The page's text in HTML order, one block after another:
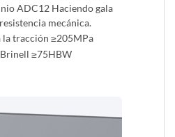
ADC12 Haciendo gala
mecánica.
la tracción ≥205MPa
≥75HBW